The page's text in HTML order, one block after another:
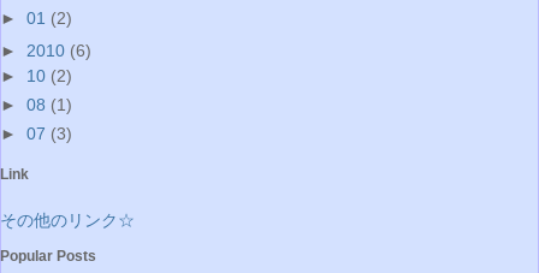
► 01 (2)
► 2010 (6)
► 10 (2)
► 08 (1)
► 07 (3)
Link
その他のリンク☆
Popular Posts